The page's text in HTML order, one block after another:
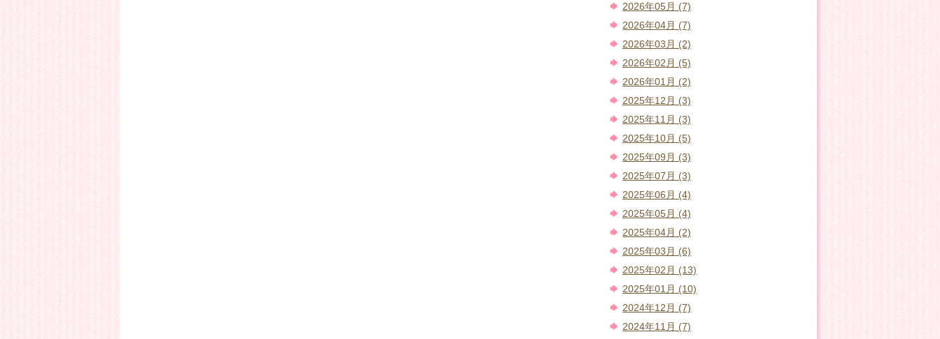
2026年05月 (7)
2026年04月 (7)
2026年03月 (2)
2026年02月 (5)
2026年01月 (2)
2025年12月 (3)
2025年11月 (3)
2025年10月 (5)
2025年09月 (3)
2025年07月 (3)
2025年06月 (4)
2025年05月 (4)
2025年04月 (2)
2025年03月 (6)
2025年02月 (13)
2025年01月 (10)
2024年12月 (7)
2024年11月 (7)